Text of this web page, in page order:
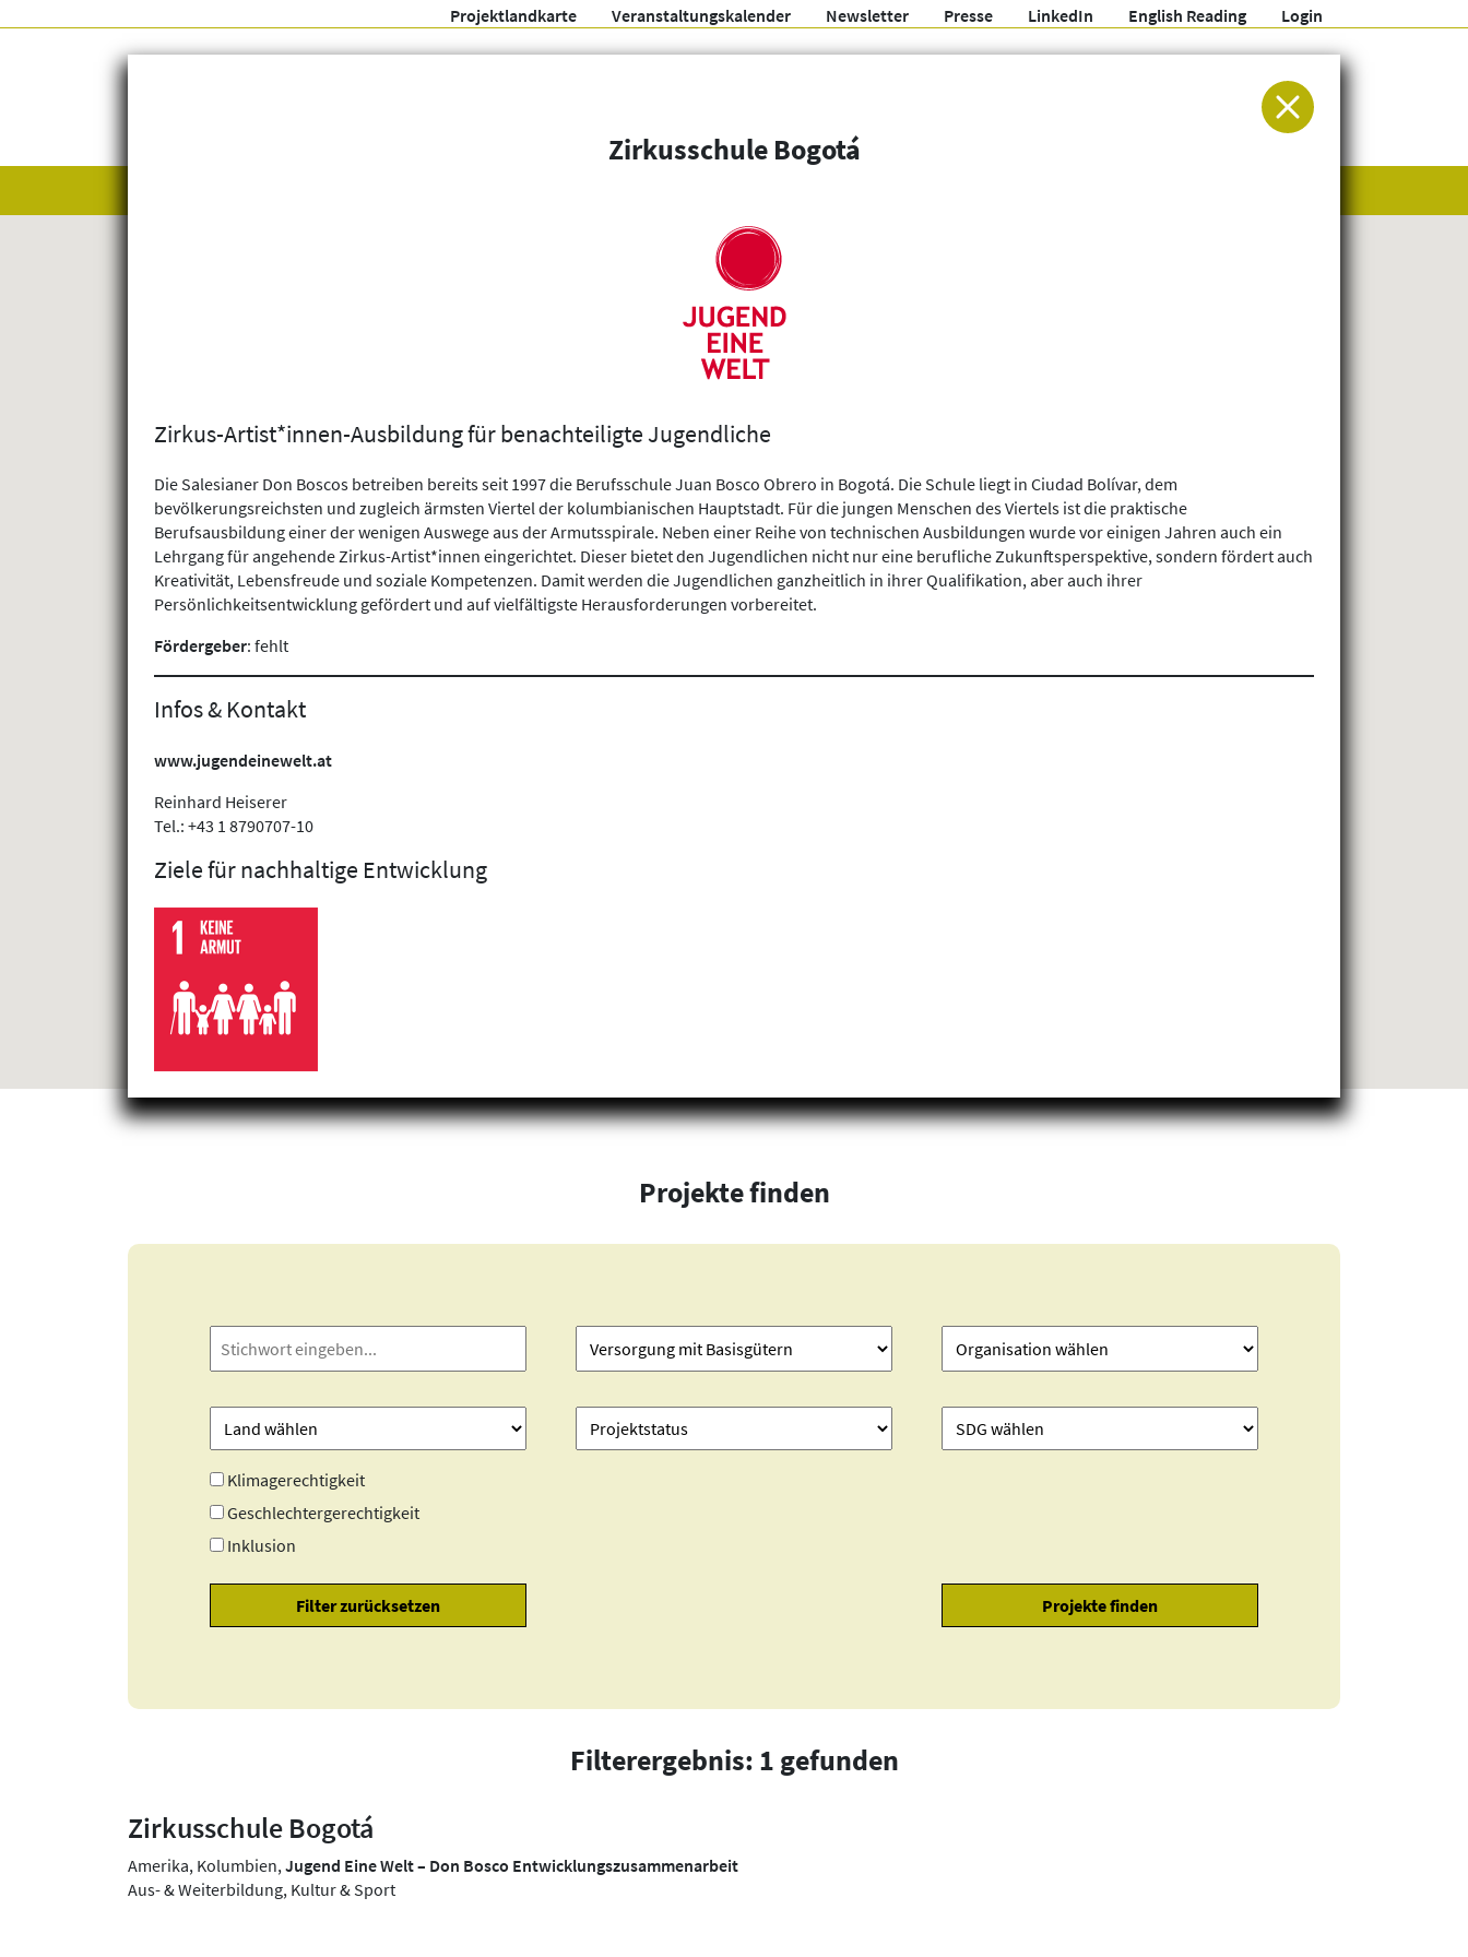
Projektlandkarte Veranstaltungskalender Newsletter Presse LinkedIn English Reading Login
Arbeitsgemeinschaft für Entwicklung und Humanitäre Hilfe
Projekte finden
Klimagerechtigkeit
Geschlechtergerechtigkeit
Inklusion
Filterergebnis: 1 gefunden
Zirkusschule Bogotá
Amerika, Kolumbien,Jugend Eine Welt – Don Bosco Entwicklungszusammenarbeit
Aus- & Weiterbildung, Kultur & Sport
Zirkusschule Bogotá
Zirkus-Artist*innen-Ausbildung für benachteiligte Jugendliche
Die Salesianer Don Boscos betreiben bereits seit 1997 die Berufsschule Juan Bosco Obrero in Bogotá. Die Schule liegt in Ciudad Bolívar, dem
bevölkerungsreichsten und zugleich ärmsten Viertel der kolumbianischen Hauptstadt. Für die jungen Menschen des Viertels ist die praktische
Berufsausbildung einer der wenigen Auswege aus der Armutsspirale. Neben einer Reihe von technischen Ausbildungen wurde vor einigen Jahren auch ein
Lehrgang für angehende Zirkus-Artist*innen eingerichtet. Dieser bietet den Jugendlichen nicht nur eine berufliche Zukunftsperspektive, sondern fördert auch
Kreativität, Lebensfreude und soziale Kompetenzen. Damit werden die Jugendlichen ganzheitlich in ihrer Qualifikation, aber auch ihrer
Persönlichkeitsentwicklung gefördert und auf vielfältigste Herausforderungen vorbereitet.
Fördergeber: fehlt
Infos & Kontakt
www.jugendeinewelt.at
Reinhard Heiserer
Tel.: +43 1 8790707-10
Ziele für nachhaltige Entwicklung